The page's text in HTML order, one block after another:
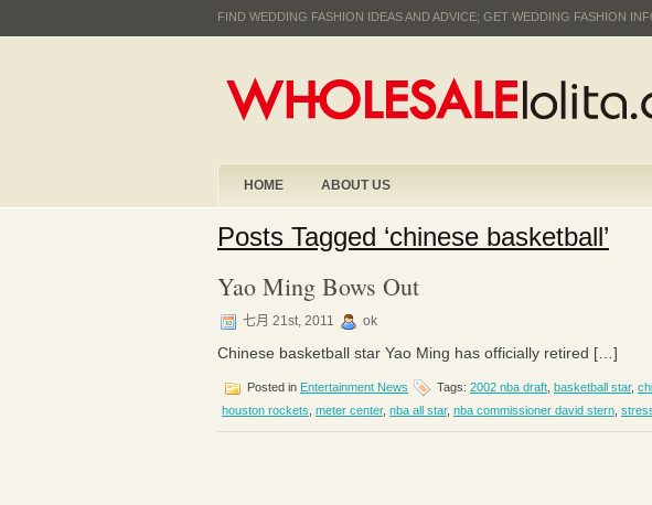
FIND WEDDING FASHION IDEAS AND ADVICE; GET WEDDING FASHION
HOME ABOUT US
Posts Tagged ‘chinese basketball’
Yao Ming Bows Out
七月 21st, 2011 ok
Chinese basketball star Yao Ming has officially retired […]
Posted in Entertainment News Tags: 2002 nba draft basketball star,
houston rockets meter center, nba all star, nba commissioner david stern